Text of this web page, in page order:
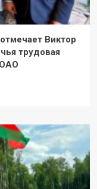
Виктор
трудовая